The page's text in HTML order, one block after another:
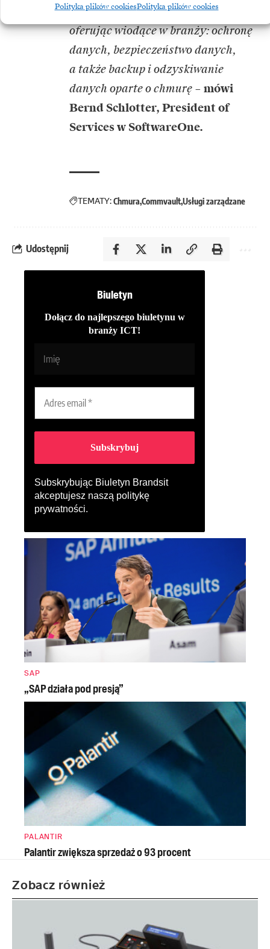
Polityka plików cookiesPolityka plików cookies
klientom mitygować ryzyka,
oferując wiodące w branży: ochronę
danych, bezpieczeństwo danych,
a także backup i odzyskiwanie
danych oparte o chmurę – mówi
Bernd Schlotter, President of
Services w SoftwareOne.
TEMATY:Chmura CommvaultUsługi zarządzane
Udostępnij
Biuletyn
Dołącz do najlepszego biuletynu w
branży ICT!
Subskrybując Biuletyn Brandsit
akceptujesz naszą politykę
prywatności.
SAP
„SAP działa pod presją”
PALANTIR
Palantir zwiększa sprzedaż o 93 procent
Zobacz również